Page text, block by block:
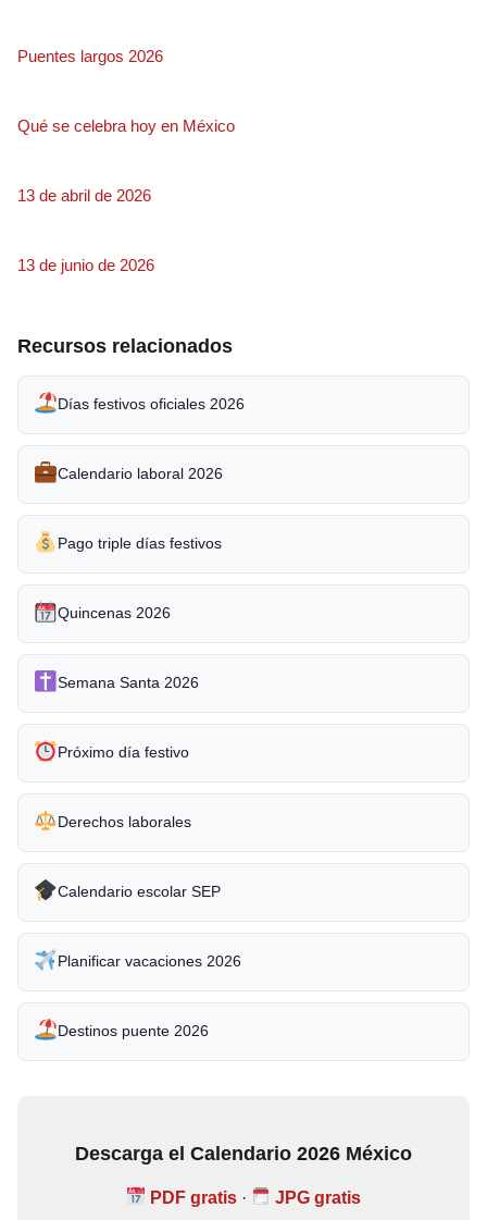
Puentes largos 2026
Qué se celebra hoy en México
13 de abril de 2026
13 de junio de 2026
Recursos relacionados
Días festivos oficiales 2026
Calendario laboral 2026
Pago triple días festivos
Quincenas 2026
Semana Santa 2026
Próximo día festivo
Derechos laborales
Calendario escolar SEP
Planificar vacaciones 2026
Destinos puente 2026
Descarga el Calendario 2026 México
PDF gratis · JPG gratis